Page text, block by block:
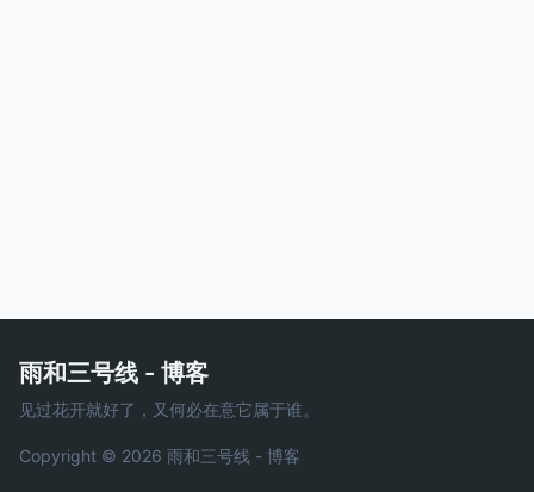
雨和三号线 - 博客
见过花开就好了，又何必在意它属于谁。
Copyright © 2026 雨和三号线 - 博客